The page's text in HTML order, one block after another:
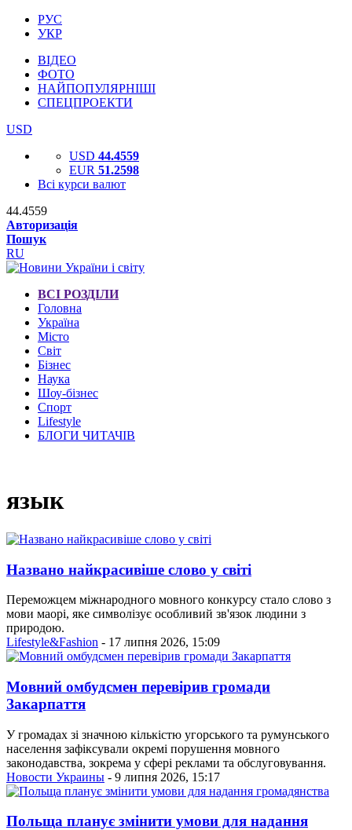
РУС
УКР
ВІДЕО
ФОТО
НАЙПОПУЛЯРНІШІ
СПЕЦПРОЕКТИ
USD
USD 44.4559
EUR 51.2598
Всі курси валют
44.4559
Авторизація
Пошук
RU
ВСІ РОЗДІЛИ
Головна
Україна
Місто
Світ
Бізнес
Наука
Шоу-бізнес
Спорт
Lifestyle
БЛОГИ ЧИТАЧІВ
язык
Названо найкрасивіше слово у світі
Переможцем міжнародного мовного конкурсу стало слово з
мови маорі, яке символізує особливий зв'язок людини з
природою.
Lifestyle&Fashion - 17 липня 2026, 15:09
Мовний омбудсмен перевірив громади
Закарпаття
У громадах зі значною кількістю угорського та румунського
населення зафіксували окремі порушення мовного
законодавства, зокрема у сфері реклами та обслуговування.
Новости Украины - 9 липня 2026, 15:17
Польща планує змінити умови для надання